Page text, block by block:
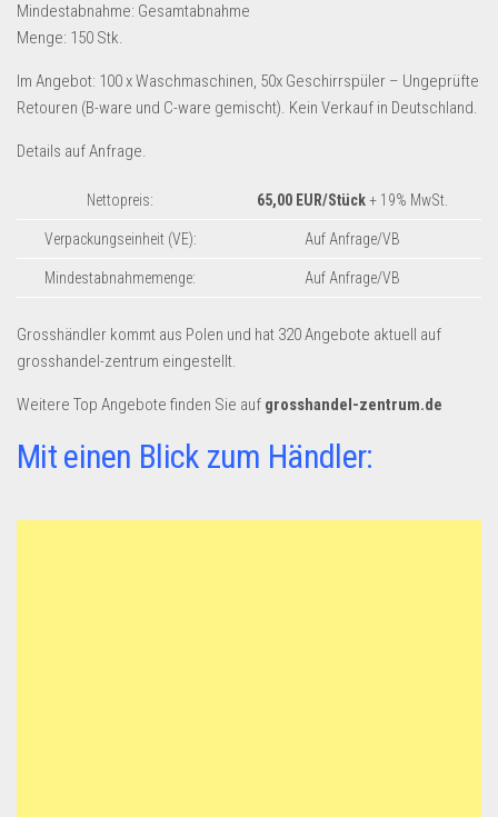
Sport & Freizeit
Wohnen & Einrichten
eBay Restposten kaufen
Sonderposten-Angebote
Saison & Eventprodkte
B2B Produkte
Grosshandel
Aldi
Lidl
Mindestabnahme: Gesamtabnahme
Menge: 150 Stk.
Im Angebot: 100 x Waschmaschinen, 50x Geschirrspüler – Ungeprüfte
Retouren (B-ware und C-ware gemischt). Kein Verkauf in Deutschland.
Details auf Anfrage.
Nettopreis: 65,00 EUR/Stück+ 19% MwSt.
Verpackungseinheit (VE): Auf Anfrage/VB
Mindestabnahmemenge: Auf Anfrage/VB
Grosshändler kommt aus Polen und hat 320 Angebote aktuell auf
grosshandel-zentrum eingestellt.
Weitere Top Angebote finden Sie auf grosshandel-zentrum.de
Mit einen Blick zum Händler: